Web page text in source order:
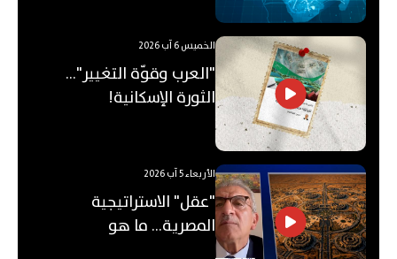
الخميس 6 آب 2026
"العرب وقوّة التغيير"...
الثورة الإسكانية!
الأربعاء 5 آب 2026
"عقل" الاستراتيجية
المصرية... ما هو